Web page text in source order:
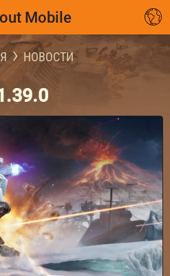
Mobile
НОВОСТИ